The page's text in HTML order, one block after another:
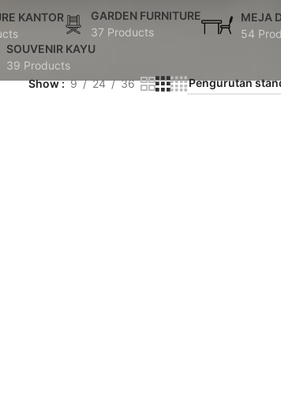
KANTOR
GARDEN FURNITURE
37 Products
MEJA
54
SOUVENIR KAYU
39 Products
Show 9 24 36